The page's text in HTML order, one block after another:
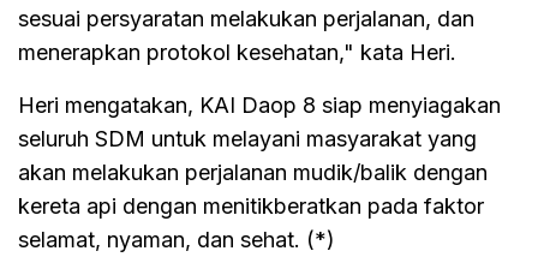
sesuai persyaratan melakukan perjalanan, dan
menerapkan protokol kesehatan," kata Heri.
Heri mengatakan, KAI Daop 8 siap menyiagakan
seluruh SDM untuk melayani masyarakat yang
akan melakukan perjalanan mudik/balik dengan
kereta api dengan menitikberatkan pada faktor
selamat, nyaman, dan sehat. (*)